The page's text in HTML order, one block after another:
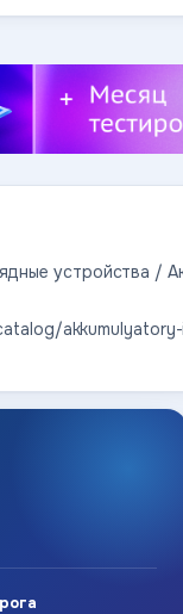
устройства /